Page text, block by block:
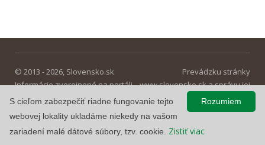
© 2013 - 2026, Slovensko.sk
Informácie zverejnené na portáli
majú informatívny charakter.
Prevádzku stránky
www.slovensko.sk a správu jej
obsahu zabezpečuje
Národná agentúra pre sieťové a
Rozumiem
S cieľom zabezpečiť riadne fungovanie tejto
webovej lokality ukladáme niekedy na vašom
zariadení malé dátové súbory, tzv. cookie. Zistiť viac